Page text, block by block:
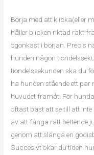
Börja med att klicka(eller
håller blicken riktad rakt
ögonkast i början. Precis
hunden någon
tiondelssekunden ska du
ha hunden stående ett
huvudet framåt. För
oftast bäst att se till att
av att fånga rätt bettende
genom att slänga en
Succesivt ökar du tiden